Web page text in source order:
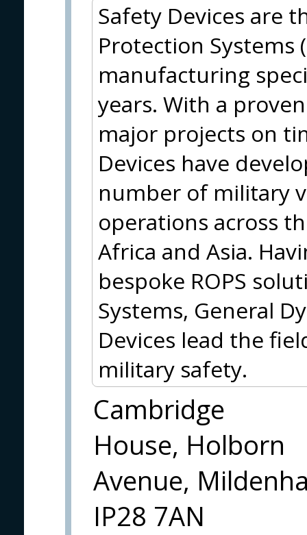
Safety Devices are
Protection Systems
manufacturing
years. With a
major projects on
Devices have
number of military
operations across
Africa and Asia.
bespoke ROPS
Systems, General
Devices lead the
military safety.
Cambridge
House, Holborn
Avenue,
IP28 7AN